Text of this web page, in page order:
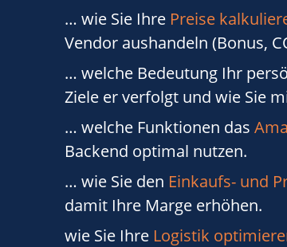
… wie Sie Ihre Preise
Vendor aushandeln (Bonus,
… welche Bedeutung Ihr
Ziele er verfolgt und wie Sie
… welche Funktionen das
Backend optimal nutzen.
… wie Sie den Einkaufs- und
damit Ihre Marge erhöhen.
wie Sie Ihre Logistik